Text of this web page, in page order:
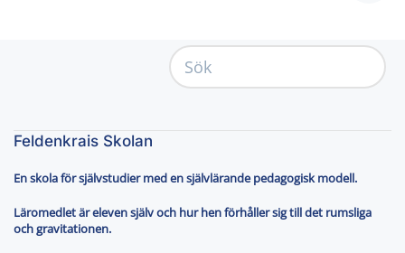
Feldenkrais Skolan
En skola för självstudier med en självlärande pedagogisk modell.
Läromedlet är eleven själv och hur hen förhåller sig till det rumsliga
och gravitationen.